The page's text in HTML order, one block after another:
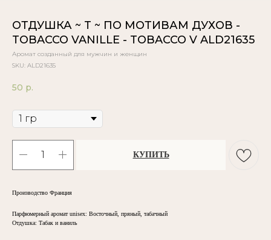
ОТДУШКА ~ T ~ ПО МОТИВАМ ДУХОВ -
TOBACCO VANILLE - TOBACCO V ALD21635
Аромат созданный для мужчин и женщин
SKU: ALD21635
50 р.
КУПИТЬ
Производство Франция
Парфюмерный аромат unisex: Восточный, пряный, табачный
Отдушка: Табак и ваниль